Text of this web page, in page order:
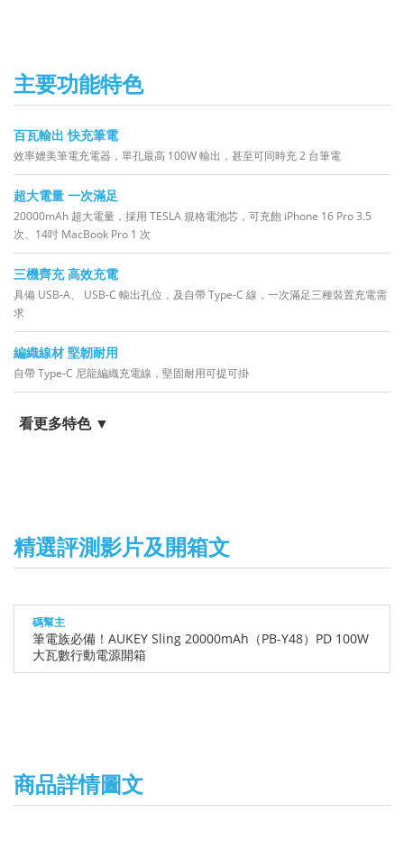
主要功能特色
百瓦輸出 快充筆電
效率媲美筆電充電器，單孔最高 100W 輸出，甚至可同時充 2 台筆電
超大電量 一次滿足
20000mAh 超大電量，採用 TESLA 規格電池芯，可充飽 iPhone 16 Pro 3.5
次、14吋 MacBook Pro 1 次
三機齊充 高效充電
具備 USB-A、 USB-C 輸出孔位，及自帶 Type-C 線，一次滿足三種裝置充電需
求
編織線材 堅韌耐用
自帶 Type-C 尼龍編織充電線，堅固耐用可提可掛
看更多特色 ▼
精選評測影片及開箱文
碼幫主
筆電族必備！AUKEY Sling 20000mAh（PB-Y48）PD 100W
大瓦數行動電源開箱
商品詳情圖文